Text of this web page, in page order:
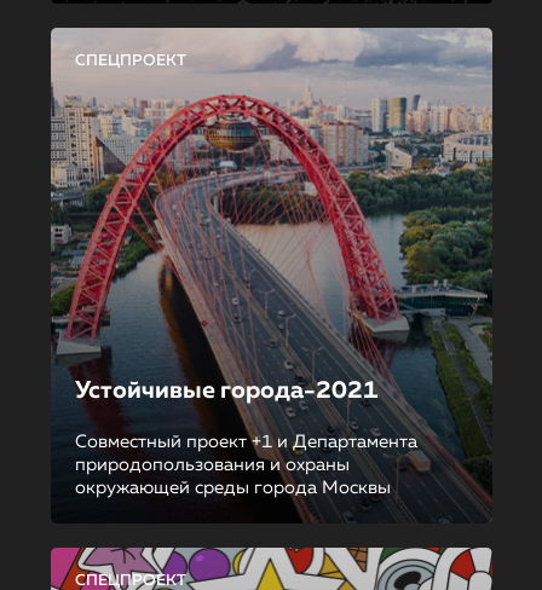
СПЕЦПРОЕКТ
Устойчивые города-2021
Совместный проект +1 и Департамента
природопользования и охраны
окружающей среды города Москвы
СПЕЦПРОЕКТ